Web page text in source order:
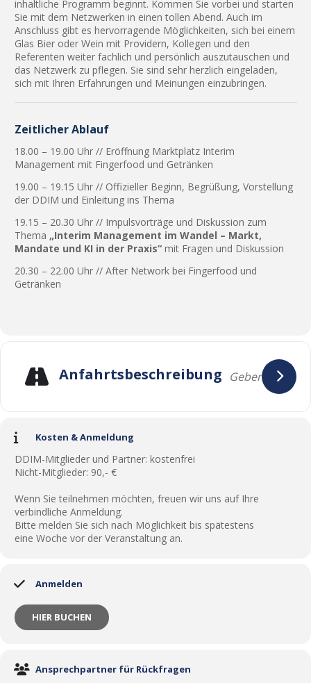
inhaltliche Programm beginnt. Kommen Sie vorbei und starten
Sie mit dem Netzwerken in einen tollen Abend. Auch im
Anschluss gibt es hervorragende Möglichkeiten, sich bei einem
Glas Bier oder Wein mit Providern, Kollegen und den
Referenten weiter fachlich und persönlich auszutauschen und
das Netzwerk zu pflegen. Sie sind sehr herzlich eingeladen,
sich mit Ihren Erfahrungen und Meinungen einzubringen.
Zeitlicher Ablauf
18.00 – 19.00 Uhr // Eröffnung Marktplatz Interim
Management mit Fingerfood und Getränken
19.00 – 19.15 Uhr // Offizieller Beginn, Begrüßung, Vorstellung
der DDIM und Einleitung ins Thema
19.15 – 20.30 Uhr // Impulsvorträge und Diskussion zum
Thema „Interim Management im Wandel – Markt,
Mandate und KI in der Praxis“ mit Fragen und Diskussion
20.30 – 22.00 Uhr // After Network bei Fingerfood und
Getränken
Anfahrtsbeschreibung
Kosten & Anmeldung
DDIM-Mitglieder und Partner: kostenfrei
Nicht-Mitglieder: 90,- €
Wenn Sie teilnehmen möchten, freuen wir uns auf Ihre
verbindliche Anmeldung.
Bitte melden Sie sich nach Möglichkeit bis spätestens
eine Woche vor der Veranstaltung an.
Anmelden
HIER BUCHEN
Ansprechpartner für Rückfragen